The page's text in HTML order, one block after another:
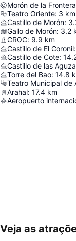
Morón de la Frontera
Teatro Oriente: 3 km
Castillo de Morón:
Gallo de Morón: 3.2
CROC: 9.9 km
Castillo de El Coronil:
Castillo de Cote:
Castillo de las
Torre del Bao: 14.8
Teatro Municipal de
Arahal: 17.4 km
Aeropuerto
Ampliar mapa
Veja as